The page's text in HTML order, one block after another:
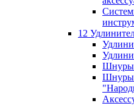
12
Шнуры
Шнуры